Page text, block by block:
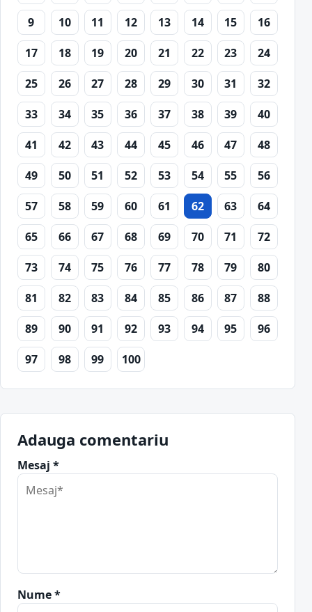
9
10 11 12 13 14 15
16
17
18 19 20 21 22 23
24
25
26 27 28 29 30 31
32
33
34 35 36 37 38 39
40
41
42 43 44 45 46 47
48
49
50 51 52 53 54 55
56
57
58 59 60 61 62 63
64
65
66 67 68 69 70 71
72
73
74 75 76 77 78 79
80
81
82 83 84 85 86 87
88
89
90 91 92 93 94 95
96
97
98 99 100
Adauga comentariu
Mesaj *
Nume *